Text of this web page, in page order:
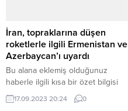
İran, topraklarına düşen
roketlerle ilgili Ermenistan ve
Azerbaycan’ı uyardı
Bu alana eklemiş olduğunuz
haberle ilgili kısa bir özet bilgisi
ekleyebilirsiniz. Bu metin yazı
düzenleme sayfasında “Özet”
17.09.2023 20:24 0